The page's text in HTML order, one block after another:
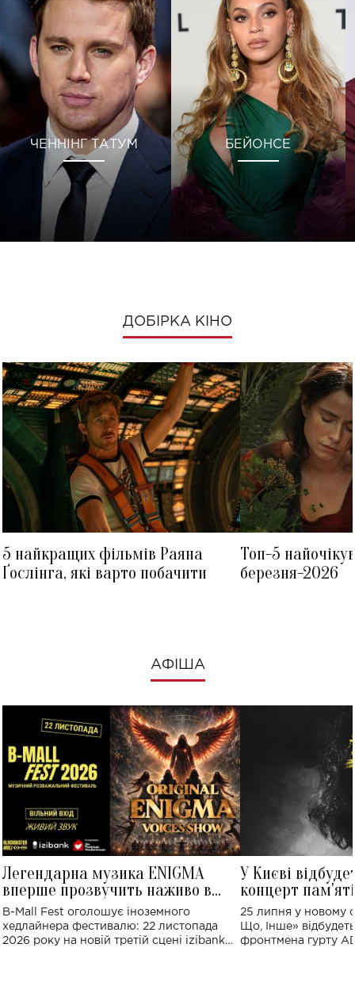
ЧЕННІНГ ТАТУМ БЕЙОНСЕ
ДОБІРКА КІНО
5 найкращих фільмів Раяна
Ґослінга, які варто побачити
Топ-5
березня-2026
АФІША
Легендарна музика ENIGMA
вперше прозвучить наживо в
Україні: де відбудеться концерт
B-Mall Fest оголошує іноземного
хедлайнера фестивалю: 22 листопада
2026 року на новій третій сцені izibank
У Києві
концерт
Клименка:
виконають
25 липня у новому
Що, Інше»
фронтмена гурту